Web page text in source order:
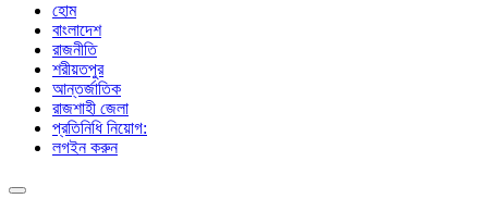
হোম
বাংলাদেশ
রাজনীতি
শরীয়তপুর
আন্তর্জাতিক
রাজশাহী জেলা
প্রতিনিধি নিয়োগ:
লগইন করুন